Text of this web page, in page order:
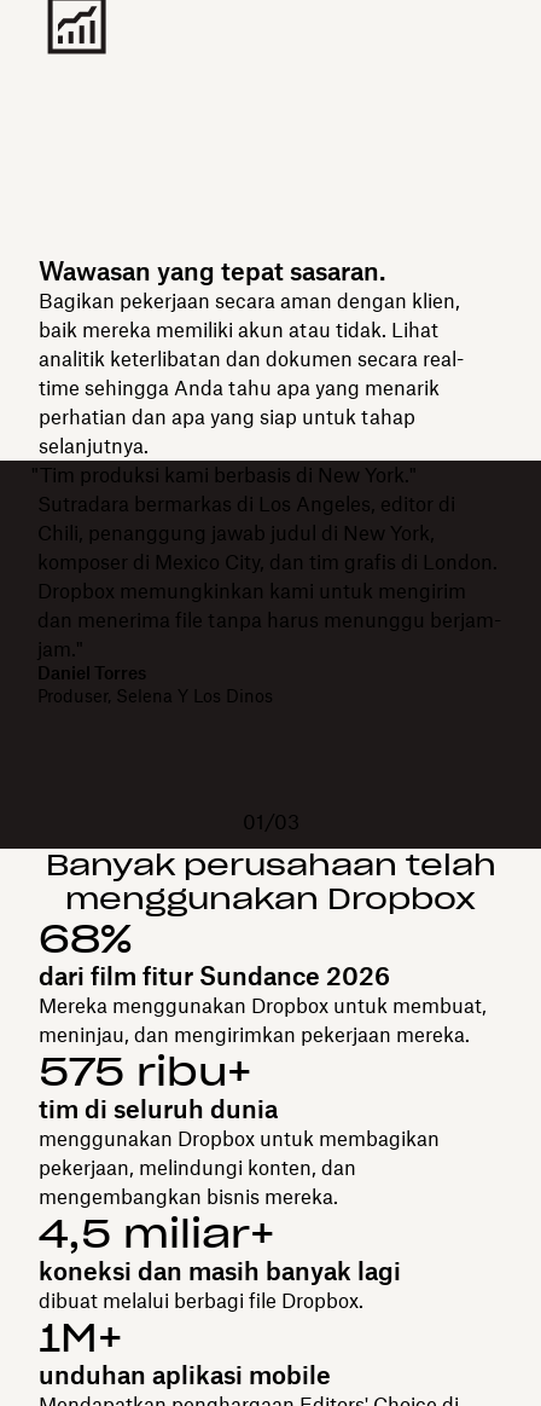
Wawasan yang tepat sasaran.
Bagikan pekerjaan secara aman dengan klien,
baik mereka memiliki akun atau tidak. Lihat
analitik keterlibatan dan dokumen secara real-
time sehingga Anda tahu apa yang menarik
perhatian dan apa yang siap untuk tahap
selanjutnya.
"Tim produksi kami berbasis di New York."
Sutradara bermarkas di Los Angeles, editor di
Chili, penanggung jawab judul di New York,
komposer di Mexico City, dan tim grafis di London.
Dropbox memungkinkan kami untuk mengirim
dan menerima file tanpa harus menunggu berjam-
jam."
Daniel Torres
Produser, Selena Y Los Dinos
01/03
Banyak perusahaan telah
menggunakan Dropbox
68%
dari film fitur Sundance 2026
Mereka menggunakan Dropbox untuk membuat,
meninjau, dan mengirimkan pekerjaan mereka.
575 ribu+
tim di seluruh dunia
menggunakan Dropbox untuk membagikan
pekerjaan, melindungi konten, dan
mengembangkan bisnis mereka.
4,5 miliar+
koneksi dan masih banyak lagi
dibuat melalui berbagi file Dropbox.
1M+
unduhan aplikasi mobile